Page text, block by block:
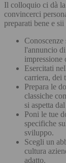
Il colloquio ci dà
convincerci
preparati bene e sii
l'annuncio
impressione
Esercitati
carriera, dei
Prepara le
classiche
si aspetta
Poni le tue
specifiche
sviluppo.
Scegli un
cultura
adatto.